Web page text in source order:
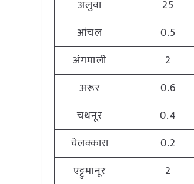
अलुवा
25
आंचल
0.5
अंगमाली
2
अरूर
0.6
चथनूर
0.4
चेलक्कारा
0.2
एट्टुमानूर
2